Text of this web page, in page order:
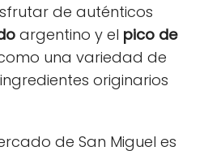
de auténticos
argentino y el pico de
una variedad de
originarios
de San Miguel es